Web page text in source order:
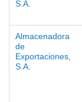
S.A.
Almacenadora
de
Exportaciones,
S.A.